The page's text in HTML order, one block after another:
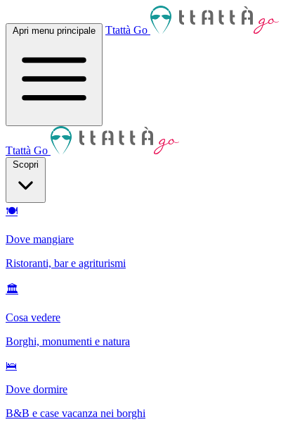
Apri menu principale Ttattà Go
Ttattà Go
Scopri
🍽
Dove mangiare
Ristoranti, bar e agriturismi
🏛
Cosa vedere
Borghi, monumenti e natura
🛌
Dove dormire
B&B e case vacanza nei borghi